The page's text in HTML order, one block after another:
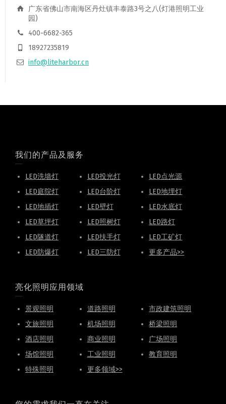
广东省佛山市南海区丹灶镇丰泰路3号之八(灯港照明工业
园)
400-6682-365
18927235819
info@liteharbor.cn
我们的产品及服务
LED洗墙灯 LED投光灯
LED点光源
LED庭院灯
LED台阶灯
LED地埋灯
LED地插灯
LED壁灯
LED水底灯
LED草坪灯
LED照树灯
LED路灯
LED隧道灯
LED扶手灯
LED工矿灯
LED防爆灯
LED三防灯 更多产品>>
亮化照明应用领域
景观照明 道路照明
市政建筑照明
文旅照明
机场照明
桥梁照明
酒店照明
商业照明
广场照明
场馆照明
工业照明
教育照明
特殊照明
更多领域>>